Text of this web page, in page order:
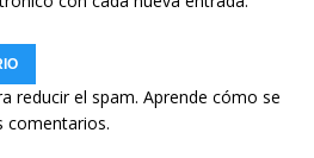
reducir el spam. Aprende cómo se
comentarios.